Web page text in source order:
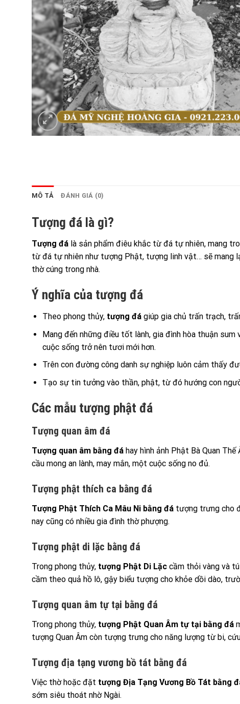
MÔ TẢ ĐÁNH GIÁ (0)
Tượng đá là gì?
Tượng đá là sản phẩm điêu khắc từ đá tự nhiên, mang
từ đá tự nhiên như tượng Phật, tượng linh vật… sẽ mang
thờ cúng trong nhà.
Ý nghĩa của tượng đá
Theo phong thủy, tượng đágiúp gia chủ trấn trạch,
Mang đến những điều tốt lành, gia đình hòa thuận
cuộc sống trở nên tươi mới hơn.
Trên con đường công danh sự nghiệp luôn cảm thấy
Tạo sự tin tưởng vào thần, phật, từ đó hướng con
Các mẫu tượng phật đá
Tượng quan âm đá
Tượng quan âm bằng đá hay hình ảnh Phật Bà Quan
cầu mong an lành, may mắn, một cuộc sống no đủ.
Tượng phật thích ca bằng đá
Tượng Phật Thích Ca Mâu Ni bằng đá tượng trưng cho
nay cũng có nhiều gia đình thờ phượng.
Tượng phật di lặc bằng đá
Trong phong thủy, tượng Phật Di Lặc cầm thỏi vàng và
cầm theo quả hồ lô, gậy biểu tượng cho khỏe dồi dào,
Tượng quan âm tự tại bằng đá
Trong phong thủy, tượng Phật Quan Âm tự tại bằng đá
tượng Quan Âm còn tượng trưng cho năng lượng từ bi,
Tượng địa tạng vương bồ tát bằng đá
Việc thờ hoặc đặt tượng Địa Tạng Vương Bồ Tát bằng
sớm siêu thoát nhờ Ngài.